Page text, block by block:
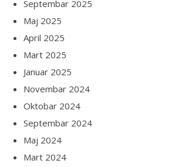
Septembar 2025
Maj 2025
April 2025
Mart 2025
Januar 2025
Novembar 2024
Oktobar 2024
Septembar 2024
Maj 2024
Mart 2024